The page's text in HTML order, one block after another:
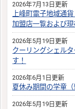
2026年7月13日更新
上峰町電子地域通
加盟店一覧および現
2026年5月19日更新
クーリングシェル
す！
2026年6月1日更新
夏休み期間の学童
2026年5月19日更新